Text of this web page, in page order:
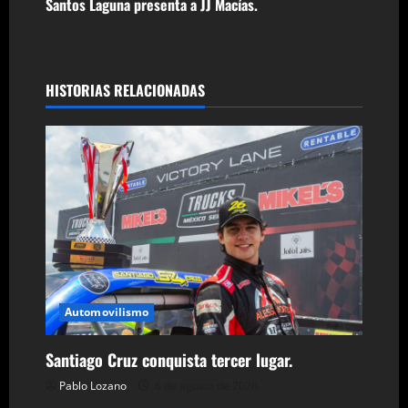
v
g
a
c
i
ó
n
d
e
Santos Laguna presenta a JJ Macías.
HISTORIAS RELACIONADAS
Automovilismo
Santiago Cruz conquista tercer lugar.
Pablo Lozano